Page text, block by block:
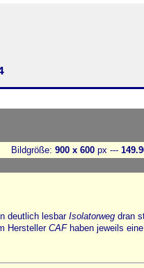
Bildgröße: 900 x 600 px ---
deutlich lesbar Isolatorweg dran
Hersteller CAFhaben jeweils